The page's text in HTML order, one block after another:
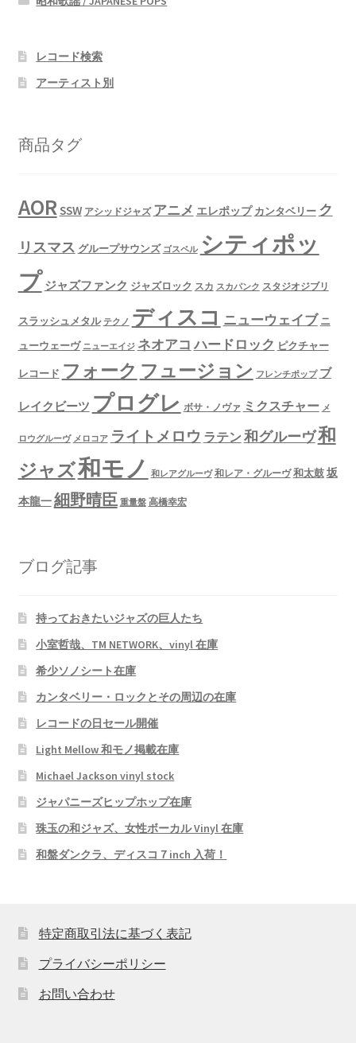
レコード検索
アーティスト別
商品タグ
AORSSW アシッドジャズ アニメ エレポップ カンタベリー ク
リスマス グループサウンズ ゴスペル シティポッ
プ ジャズファンク ジャズロック スカ スカパンク スタジオジブリ
スラッシュメタル テクノ ディスコ ニューウェイブ ニ
ューウェーヴ ニューエイジ ネオアコ ハードロック ピクチャー
レコード フォーク フュージョン フレンチポップ ブ
レイクビーツ プログレ ボサ・ノヴァ ミクスチャー メ
ロウグルーヴ メロコア ライトメロウ ラテン 和グルーヴ和
ジャズ和モノ 和レアグルーヴ 和レア・グルーヴ 和太鼓坂
本龍一細野晴臣 重量盤 高橋幸宏
ブログ記事
持っておきたいジャズの巨人たち
小室哲哉、TM NETWORK、vinyl 在庫
希少ソノシート在庫
カンタベリー・ロックとその周辺の在庫
レコードの日セール開催
Light Mellow 和モノ掲載在庫
Michael Jackson vinyl stock
ジャパニーズヒップホップ在庫
珠玉の和ジャズ、女性ボーカル Vinyl 在庫
和盤ダンクラ、ディスコ７inch 入荷！
特定商取引法に基づく表記
プライバシーポリシー
お問い合わせ